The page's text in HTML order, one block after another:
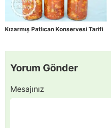
Kızarmış Patlıcan Konservesi Tarifi
Yorum Gönder
Mesajınız